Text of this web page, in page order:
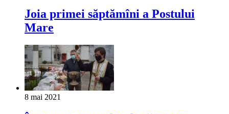
Joia primei săptămîni a Postului
Mare
8 mai 2021